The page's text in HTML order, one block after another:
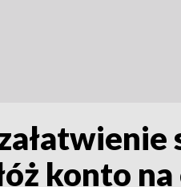
konto na